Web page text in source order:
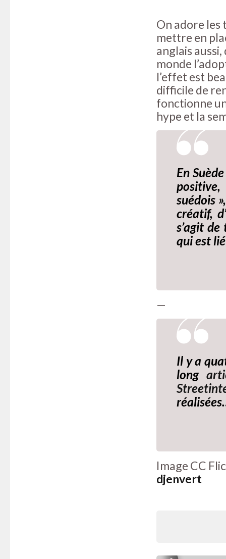
On adore les
mettre en
anglais
monde
l’effet est
difficile de
fonctionne
hype et la
En
suédois
créatif,
s’agit
qui est
—
Il y a
long
Image CC
djenvert